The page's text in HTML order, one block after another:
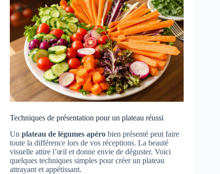
Techniques de présentation pour un plateau réussi
Un plateau de légumes apéro bien présenté peut faire
toute la différence lors de vos réceptions. La beauté
visuelle attire l’œil et donne envie de déguster. Voici
quelques techniques simples pour créer un plateau
attrayant et appétissant.